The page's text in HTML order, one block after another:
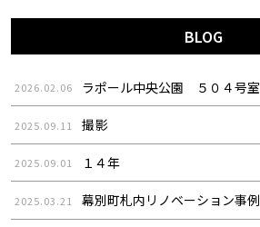
BLOG
2026.02.06 ラポール中央公園 ５０４号室
2025.09.11 撮影
2025.09.01 １４年
2025.03.21 幕別町札内リノベーション事例